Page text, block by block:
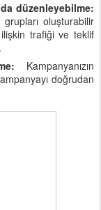
düzenleyebilme:
oluşturabilir
ilişkin trafiği ve teklif
Kampanyanızın
doğrudan